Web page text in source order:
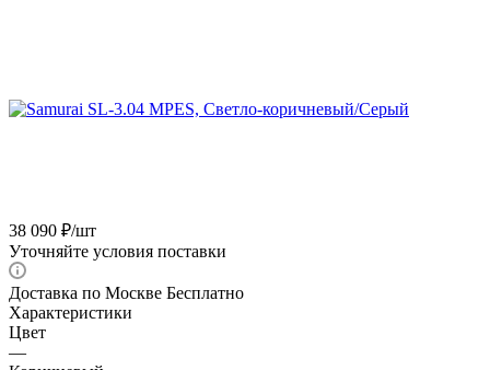
38 090 ₽/шт
Уточняйте условия поставки
Доставка по Москве Бесплатно
Характеристики
Цвет
—